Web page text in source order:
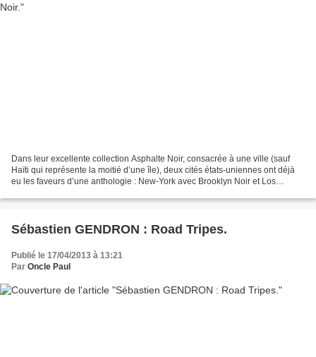
Dans leur excellente collection Asphalte Noir, consacrée à une ville (sauf
Haïti qui représente la moitié d’une île), deux cités états-uniennes ont déjà
eu les faveurs d’une anthologie : New-York avec Brooklyn Noir et Los
Sébastien GENDRON : Road Tripes.
Publié le 17/04/2013 à 13:21
Par Oncle Paul